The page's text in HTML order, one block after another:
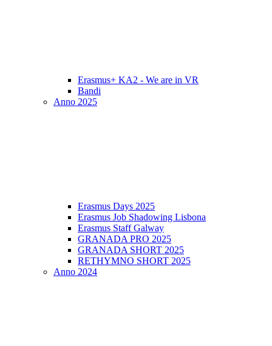
Erasmus+ KA2 - We are in VR
Bandi
Anno 2025
Erasmus Days 2025
Erasmus Job Shadowing Lisbona
Erasmus Staff Galway
GRANADA PRO 2025
GRANADA SHORT 2025
RETHYMNO SHORT 2025
Anno 2024